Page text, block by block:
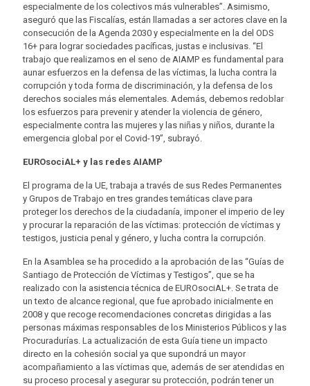
especialmente de los colectivos más vulnerables”. Asimismo,
aseguró que las Fiscalías, están llamadas a ser actores clave en la
consecución de la Agenda 2030 y especialmente en la del ODS
16+ para lograr sociedades pacíficas, justas e inclusivas. “El
trabajo que realizamos en el seno de AIAMP es fundamental para
aunar esfuerzos en la defensa de las víctimas, la lucha contra la
corrupción y toda forma de discriminación, y la defensa de los
derechos sociales más elementales. Además, debemos redoblar
los esfuerzos para prevenir y atender la violencia de género,
especialmente contra las mujeres y las niñas y niños, durante la
emergencia global por el Covid-19”, subrayó.
EUROsociAL+ y las redes AIAMP
El programa de la UE, trabaja a través de sus Redes Permanentes
y Grupos de Trabajo en tres grandes temáticas clave para
proteger los derechos de la ciudadanía, imponer el imperio de ley
y procurar la reparación de las víctimas: protección de víctimas y
testigos, justicia penal y género, y lucha contra la corrupción.
En la Asamblea se ha procedido a la aprobación de las “Guías de
Santiago de Protección de Víctimas y Testigos”, que se ha
realizado con la asistencia técnica de EUROsociAL+. Se trata de
un texto de alcance regional, que fue aprobado inicialmente en
2008 y que recoge recomendaciones concretas dirigidas a las
personas máximas responsables de los Ministerios Públicos y las
Procuradurías. La actualización de esta Guía tiene un impacto
directo en la cohesión social ya que supondrá un mayor
acompañamiento a las víctimas que, además de ser atendidas en
su proceso procesal y asegurar su protección, podrán tener un